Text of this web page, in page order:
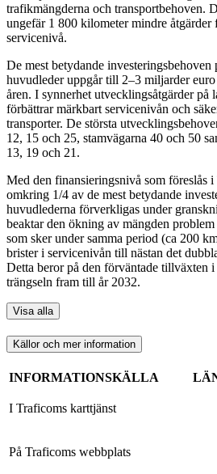
trafikmängderna och transportbehoven.
ungefär 1 800 kilometer mindre
servicenivå.
De mest betydande investeringsbehoven
huvudleder uppgår till 2–3 miljarder euro
åren. I synnerhet utvecklingsåtgärder på
förbättrar märkbart servicenivån och
transporter. De största
12, 15 och 25, stamvägarna 40 och 50
13, 19 och 21.
Med den finansieringsnivå som föreslås
omkring 1/4 av de mest betydande
huvudlederna förverkligas under
beaktar den ökning av mängden
som sker under samma period (ca 200
brister i servicenivån till nästan det
Detta beror på den förväntade tillväxten
trängseln fram till år 2032.
Visa alla
Källor och mer information
INFORMATIONSKÄLLA
I Traficoms karttjänst
På Traficoms webbplats